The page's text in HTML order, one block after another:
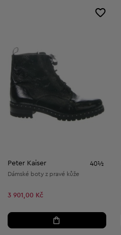
Peter Kaiser 40½
Dámské boty z pravé kůže
3 901,00 Kč